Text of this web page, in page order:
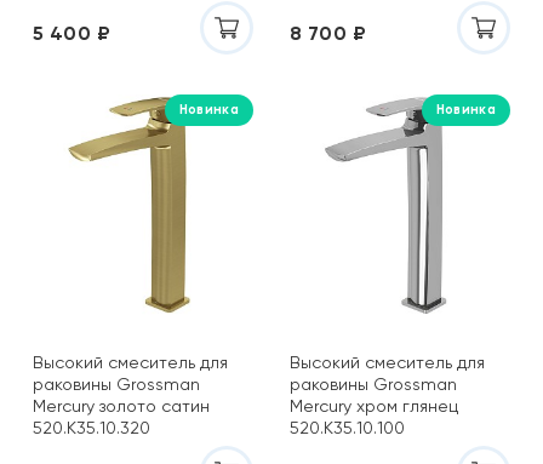
5 400 ₽ 8 700 ₽
Новинка
Высокий смеситель для
раковины Grossman
Mercury золото сатин
520.K35.10.320
Новинка
Высокий смеситель для
раковины Grossman
Mercury хром глянец
520.K35.10.100